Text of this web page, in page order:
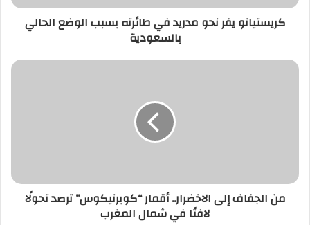
الحالي
بالسعودية
كريستيانو يفر نحو مدريد في طائرته بسبب الوضع الحالي
بالسعودية
من
لافتًا
من الجفاف إلى الاخضرار.. أقمار “كوبرنيكوس” ترصد تحولًا
لافتًا في شمال المغرب